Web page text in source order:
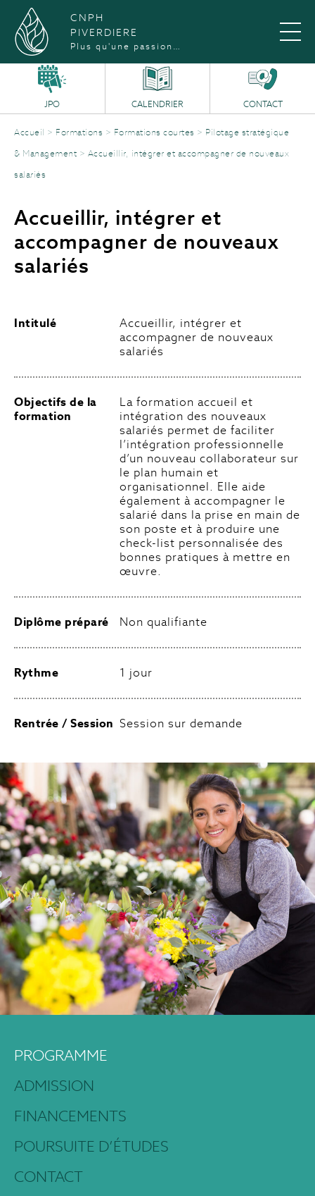
CNPH
PIVERDIERE
Plus qu'une passion…
JPO CALENDRIER CONTACT
Accueil > Formations > Formations courtes > Pilotage stratégique
& Management > Accueillir, intégrer et accompagner de nouveaux
salariés
Accueillir, intégrer et
accompagner de nouveaux
salariés
Intitulé
Accueillir, intégrer et
accompagner de nouveaux
salariés
Objectifs de la
formation
La formation accueil et
intégration des nouveaux
salariés permet de faciliter
l’intégration professionnelle
d’un nouveau collaborateur sur
le plan humain et
organisationnel. Elle aide
également à accompagner le
salarié dans la prise en main de
son poste et à produire une
check-list personnalisée des
bonnes pratiques à mettre en
œuvre.
Diplôme préparé Non qualifiante
Rythme 1 jour
Rentrée / Session Session sur demande
PROGRAMME
ADMISSION
FINANCEMENTS
POURSUITE D’ÉTUDES
CONTACT